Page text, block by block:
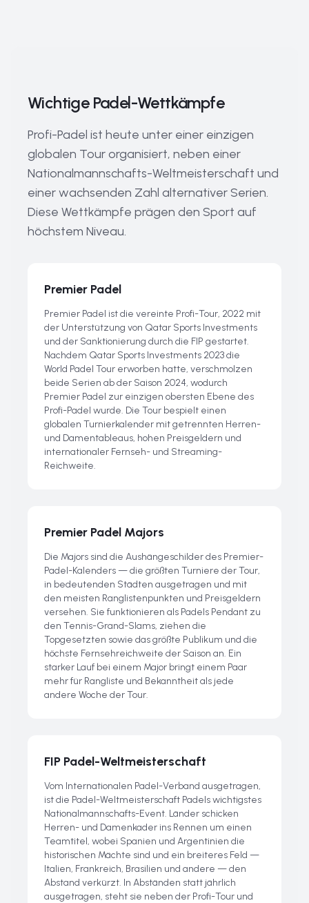
Wichtige Padel-Wettkämpfe
Profi-Padel ist heute unter einer einzigen
globalen Tour organisiert, neben einer
Nationalmannschafts-Weltmeisterschaft und
einer wachsenden Zahl alternativer Serien.
Diese Wettkämpfe prägen den Sport auf
höchstem Niveau.
Premier Padel
Premier Padel ist die vereinte Profi-Tour, 2022 mit
der Unterstützung von Qatar Sports Investments
und der Sanktionierung durch die FIP gestartet.
Nachdem Qatar Sports Investments 2023 die
World Padel Tour erworben hatte, verschmolzen
beide Serien ab der Saison 2024, wodurch
Premier Padel zur einzigen obersten Ebene des
Profi-Padel wurde. Die Tour bespielt einen
globalen Turnierkalender mit getrennten Herren-
und Damentableaus, hohen Preisgeldern und
internationaler Fernseh- und Streaming-
Reichweite.
Premier Padel Majors
Die Majors sind die Aushängeschilder des Premier-
Padel-Kalenders — die größten Turniere der Tour,
in bedeutenden Städten ausgetragen und mit
den meisten Ranglistenpunkten und Preisgeldern
versehen. Sie funktionieren als Padels Pendant zu
den Tennis-Grand-Slams, ziehen die
Topgesetzten sowie das größte Publikum und die
höchste Fernsehreichweite der Saison an. Ein
starker Lauf bei einem Major bringt einem Paar
mehr für Rangliste und Bekanntheit als jede
andere Woche der Tour.
FIP Padel-Weltmeisterschaft
Vom Internationalen Padel-Verband ausgetragen,
ist die Padel-Weltmeisterschaft Padels wichtigstes
Nationalmannschafts-Event. Länder schicken
Herren- und Damenkader ins Rennen um einen
Teamtitel, wobei Spanien und Argentinien die
historischen Mächte sind und ein breiteres Feld —
Italien, Frankreich, Brasilien und andere — den
Abstand verkürzt. In Abständen statt jährlich
ausgetragen, steht sie neben der Profi-Tour und